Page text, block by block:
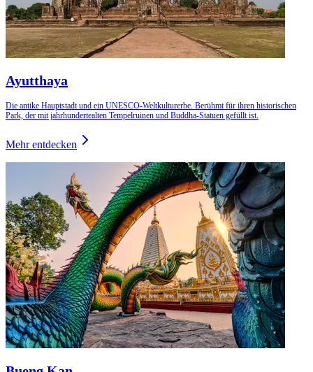
Ayutthaya
Die antike Hauptstadt und ein UNESCO-Weltkulturerbe. Berühmt für ihren historischen
Park, der mit jahrhundertealten Tempelruinen und Buddha-Statuen gefüllt ist.
Mehr entdecken